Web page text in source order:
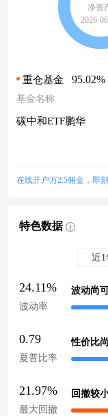
净资
2026-
重仓基金 95.02%
基金名称
碳中和ETF鹏华
在线开户万2.5佣金，即
特色数据
近1
24.11%
波动率
波动尚
0.79
夏普比率
性价比
21.97%
最大回撤
回撤较